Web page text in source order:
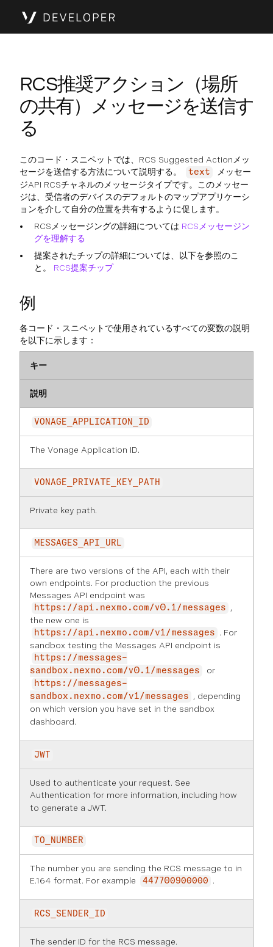
RCS推奨アクション（場所
の共有）メッセージを送信す
る
このコード・スニペットでは、RCS Suggested Actionメッ
セージを送信する方法について説明する。
text
メッセー
ジAPI RCSチャネルのメッセージタイプです。このメッセー
ジは、受信者のデバイスのデフォルトのマップアプリケーシ
ョンを介して自分の位置を共有するように促します。
RCSメッセージングの詳細については RCSメッセージン
グを理解する
提案されたチップの詳細については、以下を参照のこ
と。 RCS提案チップ
例
各コード・スニペットで使用されているすべての変数の説明
を以下に示します：
キー
説明
VONAGE_APPLICATION_ID
The Vonage Application ID.
VONAGE_PRIVATE_KEY_PATH
Private key path.
MESSAGES_API_URL
There are two versions of the API, each with their
own endpoints. For production the previous
Messages API endpoint was
https://api.nexmo.com/v0.1/messages
,
the new one is
https://api.nexmo.com/v1/messages
. For
sandbox testing the Messages API endpoint is
https://messages-
sandbox.nexmo.com/v0.1/messages
or
https://messages-
sandbox.nexmo.com/v1/messages
, depending
on which version you have set in the sandbox
dashboard.
JWT
Used to authenticate your request. See
Authentication for more information, including how
to generate a JWT.
TO_NUMBER
The number you are sending the RCS message to in
E.164 format. For example
447700900000 .
RCS_SENDER_ID
The sender ID for the RCS message.